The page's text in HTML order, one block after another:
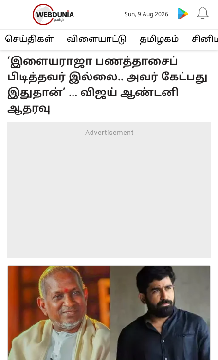
செய்திகள் விளையா‌ட்டு த‌மிழக‌ம்
Sun, 9 Aug 2026
‘இளையராஜா பணத்தாசைப்
பிடித்தவர் இல்லை.. அவர் கேட்பது
இதுதான்’ … விஜய் ஆண்டனி
ஆதரவு